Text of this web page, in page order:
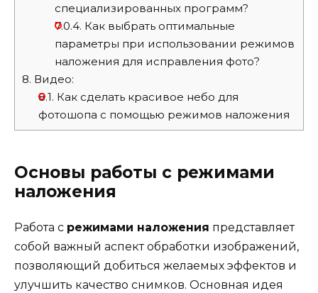
специализированных программ?
7.0.4. Как выбрать оптимальные
параметры при использовании режимов
наложения для исправления фото?
8. Видео:
8.1. Как сделать красивое небо для
фотошопа с помощью режимов наложения
Основы работы с режимами
наложения
Работа с режимами наложения представляет
собой важный аспект обработки изображений,
позволяющий добиться желаемых эффектов и
улучшить качество снимков. Основная идея